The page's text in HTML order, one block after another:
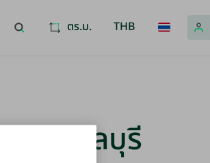
ตร.ม. THB
รม - ชลบุรี